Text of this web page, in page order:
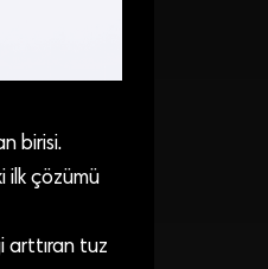
birisi.
ilk çözümü
arttıran tuz